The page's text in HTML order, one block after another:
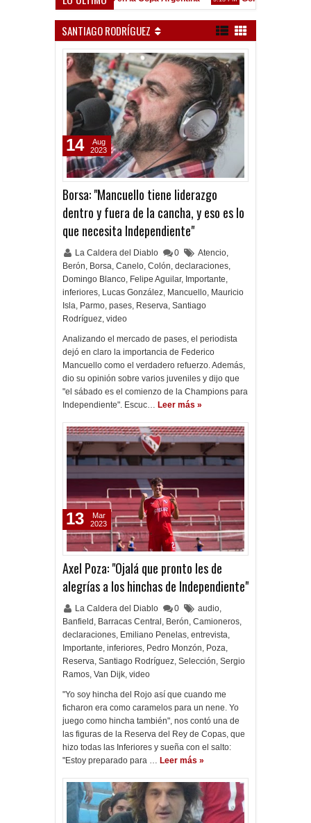
SANTIAGO RODRÍGUEZ
Borsa: "Mancuello tiene liderazgo
dentro y fuera de la cancha, y eso es lo
que necesita Independiente"
La Caldera del Diablo 0 Atencio,
Berón, Borsa, Canelo, Colón, declaraciones,
Domingo Blanco, Felipe Aguilar, Importante,
inferiores, Lucas González, Mancuello, Mauricio
Isla, Parmo, pases, Reserva, Santiago
Rodríguez, video
Analizando el mercado de pases, el periodista
dejó en claro la importancia de Federico
Mancuello como el verdadero refuerzo. Además,
dio su opinión sobre varios juveniles y dijo que
"el sábado es el comienzo de la Champions para
Independiente". Escuc… Leer más »
14
Aug
2023
Axel Poza: "Ojalá que pronto les de
alegrías a los hinchas de Independiente"
La Caldera del Diablo 0 audio,
Banfield , Barracas Central , Berón, Camioneros,
declaraciones, Emiliano Penelas, entrevista,
Importante, inferiores, Pedro Monzón, Poza,
Reserva, Santiago Rodríguez, Selección, Sergio
Ramos, Van Dijk, video
"Yo soy hincha del Rojo así que cuando me
ficharon era como caramelos para un nene. Yo
juego como hincha también", nos contó una de
las figuras de la Reserva del Rey de Copas, que
hizo todas las Inferiores y sueña con el salto:
"Estoy preparado para … Leer más »
13
Mar
2023